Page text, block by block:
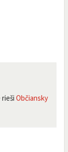
Občiansky